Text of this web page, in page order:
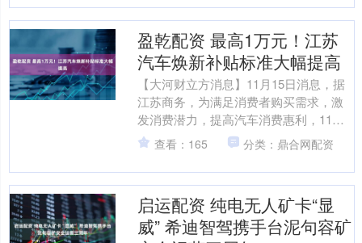
盈乾配资 最高1万元！江苏
汽车焕新补贴标准大幅提高
【大河财立方消息】11月15日消息，据
江苏商务，为满足消费者购买需求，激
发消费潜力，提高汽车消费惠利，11月
至12月江苏汽车焕新促消费活动再加
力，补贴标准全面大....
查看：165 分类：鼎合网配资
启运配资 纯电无人矿卡“显
威” 希迪智驾携手台泥句容矿